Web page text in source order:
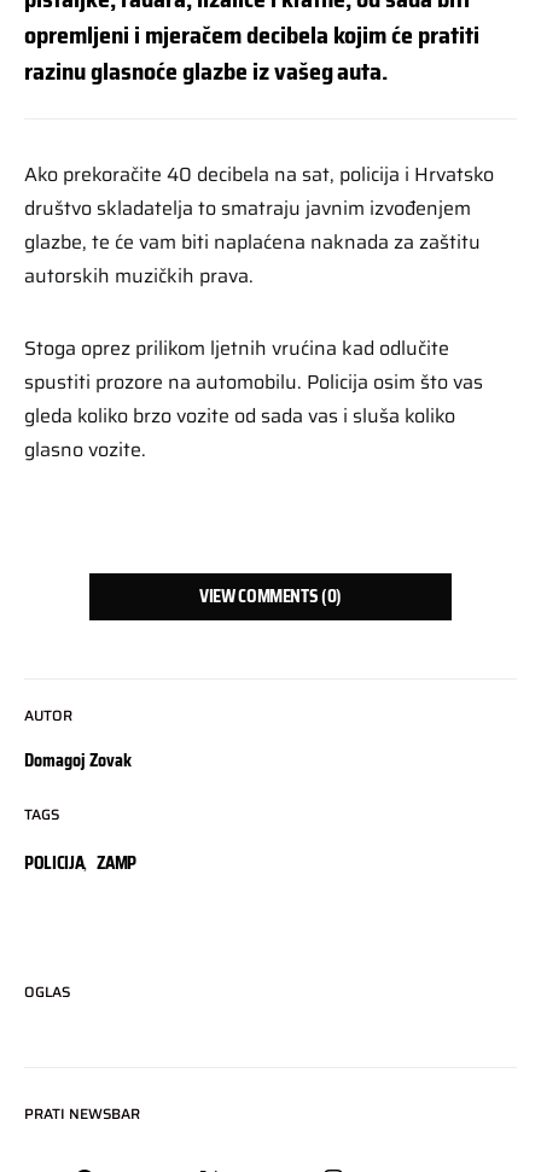
AUTOR
Domagoj Zovak
TAGS
POLICIJA, ZAMP
opremljeni i mjeračem decibela kojim će pratiti
razinu glasnoće glazbe iz vašeg auta.
Ako prekoračite 40 decibela na sat, policija i Hrvatsko
društvo skladatelja to smatraju javnim izvođenjem
glazbe, te će vam biti naplaćena naknada za zaštitu
autorskih muzičkih prava.
Stoga oprez prilikom ljetnih vrućina kad odlučite
spustiti prozore na automobilu. Policija osim što vas
gleda koliko brzo vozite od sada vas i sluša koliko
glasno vozite.
VIEW COMMENTS (0)
OGLAS
PRATI NEWSBAR